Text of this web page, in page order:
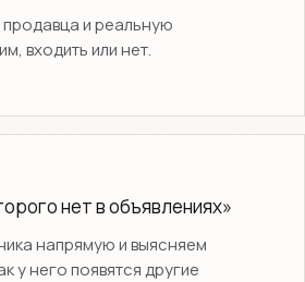
и реальную
входить или нет.
нет в объявлениях»
напрямую и выясняем
у него появятся другие